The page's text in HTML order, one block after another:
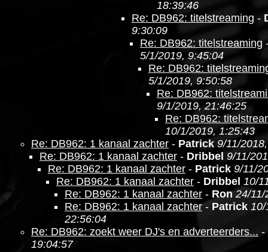
18:39:46
Re: DB962: titelstreaming -
9:30:09
Re: DB962: titelstreaming
5/1/2019, 9:45:04
Re: DB962:
5/1/2019, 9:50:58
Re: DB962:
9/1/2019, 21:46:25
Re: DB962:
10/1/2019, 1:25:43
Re: DB962: 1 kanaal zachter - Patrick 9/11/
Re: DB962: 1 kanaal zachter - Dribbel 9/11/
Re: DB962: 1 kanaal zachter - Patrick 9/11/
Re: DB962: 1 kanaal zachter - Dribbel 10/
Re: DB962: 1 kanaal zachter - Ron 24/11/
Re: DB962: 1 kanaal zachter- Patrick 10/
22:56:04
Re: DB962: zoekt weer DJ's en adverteerders... -
19:04:57